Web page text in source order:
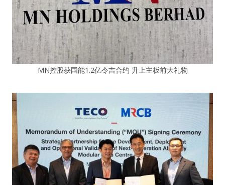
MN控股获国能1.2亿令吉合约 升上主板前大礼物